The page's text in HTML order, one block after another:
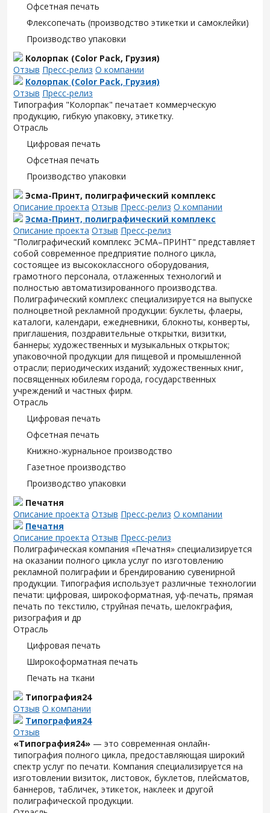
Офсетная печать
Флексопечать (производство этикетки и самоклейки)
Производство упаковки
Колорпак (Color Pack, Грузия)
Отзыв Пресс-релиз О компании
Колорпак (Color Pack, Грузия)
Отзыв Пресс-релиз
Типография "Колорпак" печатает коммерческую
продукцию, гибкую упаковку, этикетку.
Отрасль
Цифровая печать
Офсетная печать
Производство упаковки
Эсма-Принт, полиграфический комплекс
Описание проекта Отзыв Пресс-релиз О компании
Эсма-Принт, полиграфический комплекс
Описание проекта Отзыв Пресс-релиз
"Полиграфический комплекс ЭСМА–ПРИНТ" представляет
собой современное предприятие полного цикла,
состоящее из высококлассного оборудования,
грамотного персонала, отлаженных технологий и
полностью автоматизированного производства.
Полиграфический комплекс специализируется на выпуске
полноцветной рекламной продукции: буклеты, флаеры,
каталоги, календари, ежедневники, блокноты, конверты,
приглашения, поздравительные открытки, визитки,
баннеры; художественных и музыкальных открыток;
упаковочной продукции для пищевой и промышленной
отрасли; периодических изданий; художественных книг,
посвященных юбилеям города, государственных
учреждений и частных фирм.
Отрасль
Цифровая печать
Офсетная печать
Книжно-журнальное производство
Газетное производство
Производство упаковки
Печатня
Описание проекта Отзыв Пресс-релиз О компании
Печатня
Описание проекта Отзыв Пресс-релиз
Полиграфическая компания «Печатня» специализируется
на оказании полного цикла услуг по изготовлению
рекламной полиграфии и брендированию сувенирной
продукции. Типография использует различные технологии
печати: цифровая, широкоформатная, уф-печать, прямая
печать по текстилю, струйная печать, шелокграфия,
ризография и др
Отрасль
Цифровая печать
Широкоформатная печать
Печать на ткани
Типография24
Отзыв О компании
Типография24
Отзыв
«Типография24» — это современная онлайн-
типография полного цикла, предоставляющая широкий
спектр услуг по печати. Компания специализируется на
изготовлении визиток, листовок, буклетов, плейсматов,
баннеров, табличек, этикеток, наклеек и другой
полиграфической продукции.